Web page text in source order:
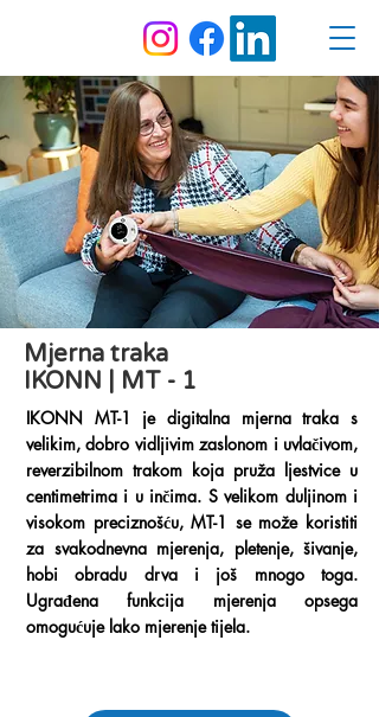
Mjerna traka
IKONN | MT - 1
IKONN MT-1 je digitalna mjerna traka s
velikim, dobro vidljivim zaslonom i uvlačivom,
reverzibilnom trakom koja pruža ljestvice u
centimetrima i u inčima. S velikom duljinom i
visokom preciznošću, MT-1 se može koristiti
za svakodnevna mjerenja, pletenje, šivanje,
hobi obradu drva i još mnogo toga.
Ugrađena funkcija mjerenja opsega
omogućuje lako mjerenje tijela.